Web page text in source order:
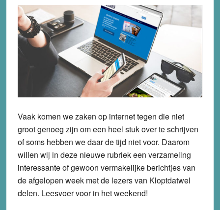
Vaak komen we zaken op internet tegen die niet
groot genoeg zijn om een heel stuk over te schrijven
of soms hebben we daar de tijd niet voor. Daarom
willen wij in deze nieuwe rubriek een verzameling
interessante of gewoon vermakelijke berichtjes van
de afgelopen week met de lezers van Kloptdatwel
delen. Leesvoer voor in het weekend!